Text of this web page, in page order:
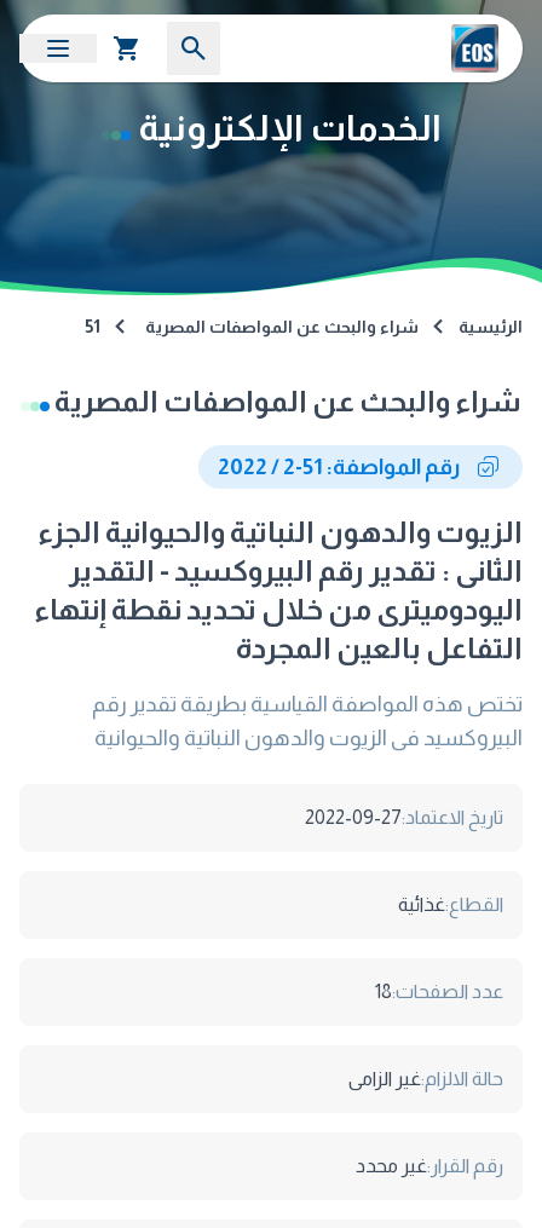
الخدمات الإلكترونية
الرئيسية شراء والبحث عن المواصفات المصرية 51
شراء والبحث عن المواصفات المصرية
رقم المواصفة: 51-2 / 2022
الزيوت والدهون النباتية والحيوانية الجزء
الثانى : تقدير رقم البيروكسيد - التقدير
اليودوميترى من خلال تحديد نقطة إنتهاء
التفاعل بالعين المجردة
تختص هذه المواصفة القياسية بطريقة تقدير رقم
البيروكسيد فى الزيوت والدهون النباتية والحيوانية
تاريخ الاعتماد:2022-09-27
القطاع:غذائية
عدد الصفحات:18
حالة الالزام:غير الزامى
رقم القرار:غير محدد